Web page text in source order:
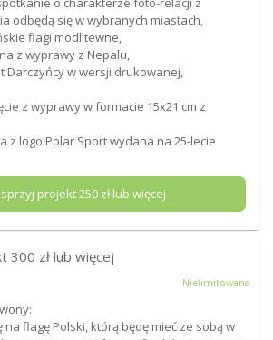
odbędą się w wybranych miastach,
flagi modlitewne,
z wyprawy z Nepalu,
Darczyńcy w wersji drukowanej,
z wyprawy w formacie 15x21 cm z
z logo Polar Sport wydana na 25-lecie
projekt250zł lub więcej
300 zł lub więcej
Nielimitowana
na flagę Polski, którą będę mieć ze sobą w